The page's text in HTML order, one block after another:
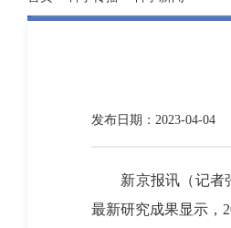
发布日期：2023-04-04
新京报讯（记者张
最新研究成果显示，